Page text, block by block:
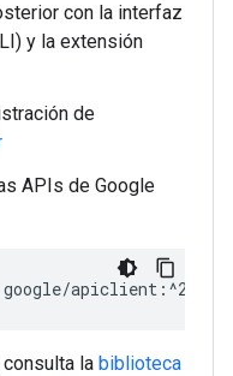
con la interfaz
y la extensión
de
APIs de Google
google/
la biblioteca